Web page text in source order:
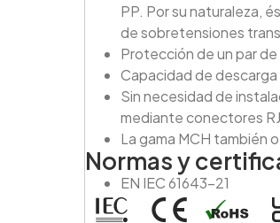
PP. Por su naturaleza,
de sobretensiones
Protección de un par
Capacidad de
Sin necesidad de
mediante conectores
La gama MCH también
Normas y
EN IEC 61643-21